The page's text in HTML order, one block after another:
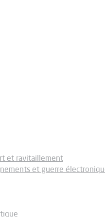
et ravitaillement
et guerre